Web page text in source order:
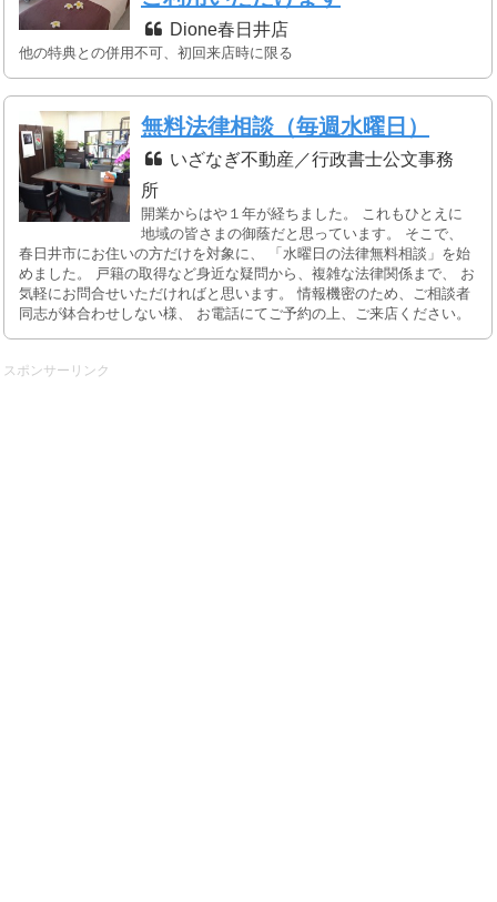
Dione春日井店
他の特典との併用不可、初回来店時に限る
無料法律相談（毎週水曜日）
いざなぎ不動産／行政書士公文事務
所
開業からはや１年が経ちました。 これもひとえに
地域の皆さまの御蔭だと思っています。 そこで、
春日井市にお住いの方だけを対象に、 「水曜日の法律無料相談」を始
めました。 戸籍の取得など身近な疑問から、複雑な法律関係まで、 お
気軽にお問合せいただければと思います。 情報機密のため、ご相談者
同志が鉢合わせしない様、 お電話にてご予約の上、ご来店ください。
スポンサーリンク